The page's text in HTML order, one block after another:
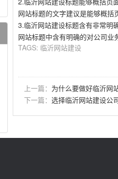
网站标题的文字建议是能够概
3.临沂网站建设标题含有非常明
网站标题中含有明确的对公司业
TAGS: 临沂网站建设
上一篇： 为什么要做好临沂网
下一篇： 选择临沂网站建设公